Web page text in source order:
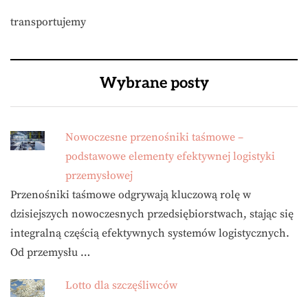
transportujemy
Wybrane posty
Nowoczesne przenośniki taśmowe –
podstawowe elementy efektywnej logistyki
przemysłowej
Przenośniki taśmowe odgrywają kluczową rolę w
dzisiejszych nowoczesnych przedsiębiorstwach, stając się
integralną częścią efektywnych systemów logistycznych.
Od przemysłu …
Lotto dla szczęśliwców